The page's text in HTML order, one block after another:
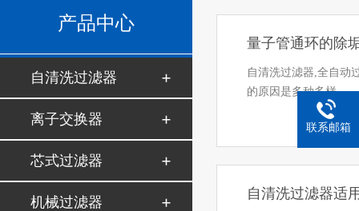
产品中心
自清洗过滤器
离子交换器
芯式过滤器
机械过滤器
量子管通环的除
自清洗过滤器,全自动
的原因是多种多样…
自清洗过滤器适
联系邮箱